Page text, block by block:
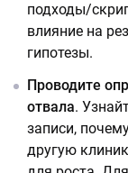
подходы/
влияние на
гипотезы.
Проводите
отвала.
записи,
другую